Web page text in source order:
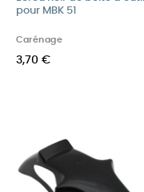
pour MBK 51
Carénage
3,70 €